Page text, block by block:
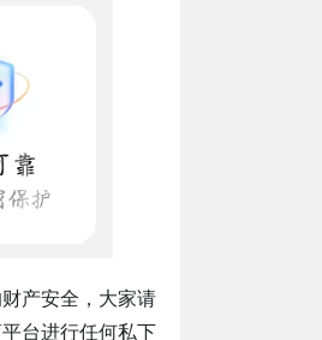
产安全，大家请
台进行任何私下